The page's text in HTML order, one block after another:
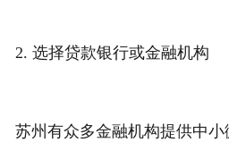
2. 选择贷款银行或金融机构
苏州有众多金融机构提供中